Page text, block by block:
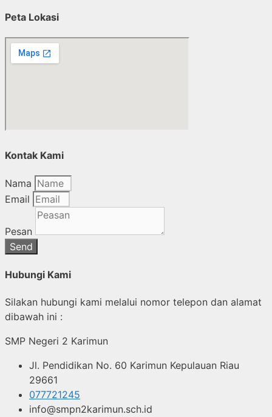
Peta Lokasi
Kontak Kami
Nama
Email
Pesan
Send
Hubungi Kami
Silakan hubungi kami melalui nomor telepon dan alamat
dibawah ini :
SMP Negeri 2 Karimun
Jl. Pendidikan No. 60 Karimun Kepulauan Riau
29661
077721245
info@smpn2karimun.sch.id